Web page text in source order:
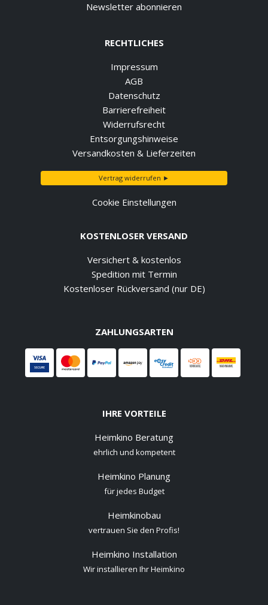
Newsletter abonnieren
RECHTLICHES
Impressum
AGB
Datenschutz
Barrierefreiheit
Widerrufsrecht
Entsorgungshinweise
Versandkosten & Lieferzeiten
Vertrag widerrufen ►
Cookie Einstellungen
KOSTENLOSER VERSAND
Versichert & kostenlos
Spedition mit Termin
Kostenloser Rückversand (nur DE)
ZAHLUNGSARTEN
IHRE VORTEILE
Heimkino Beratung
ehrlich und kompetent
Heimkino Planung
für jedes Budget
Heimkinobau
vertrauen Sie den Profis!
Heimkino Installation
Wir installieren Ihr Heimkino